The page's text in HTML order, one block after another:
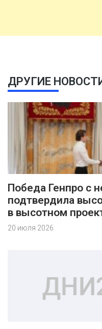
ДРУГИЕ
Победа Генпро с
подтвердила
в высотном
20 июля 2026